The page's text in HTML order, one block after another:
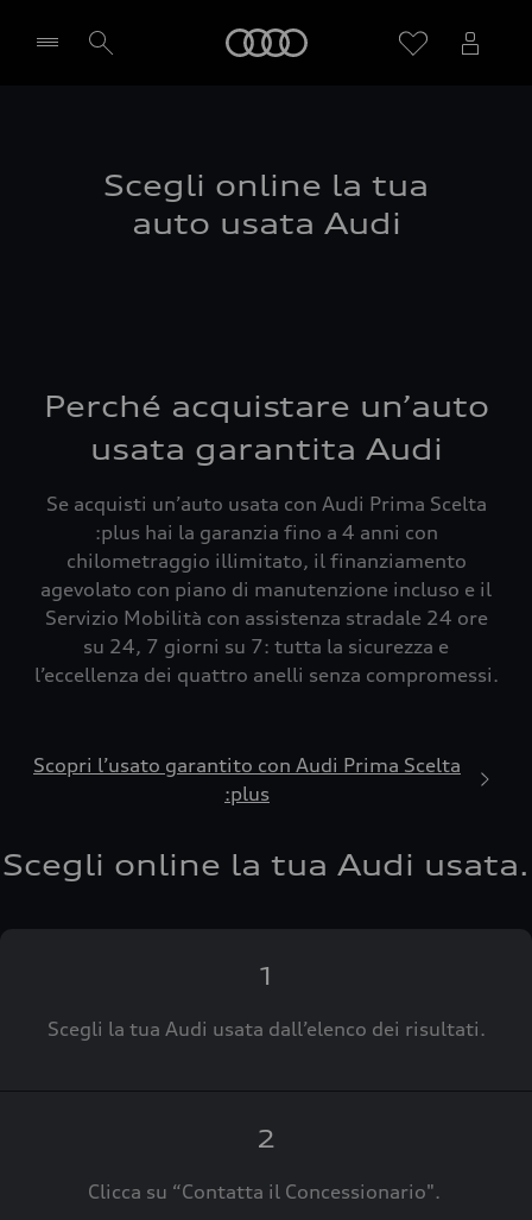
Scegli online la tua
auto usata Audi
Perché acquistare un’auto
usata garantita Audi
Se acquisti un’auto usata con Audi Prima Scelta
:plus hai la garanzia fino a 4 anni con
chilometraggio illimitato, il finanziamento
agevolato con piano di manutenzione incluso e il
Servizio Mobilità con assistenza stradale 24 ore
su 24, 7 giorni su 7: tutta la sicurezza e
l’eccellenza dei quattro anelli senza compromessi.
Scopri l’usato garantito con Audi Prima Scelta
:plus
Scegli online la tua Audi usata.
1
Scegli la tua Audi usata dall’elenco dei risultati.
2
Clicca su “Contatta il Concessionario".